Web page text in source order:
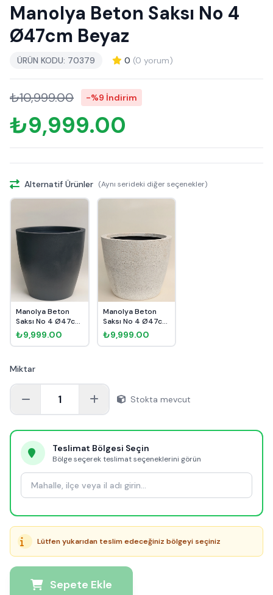
Manolya Beton Saksı No 4
Ø47cm Beyaz
ÜRÜN KODU: 70379 0 (0 yorum)
₺10,999.00 -%9 İndirim
₺9,999.00
Alternatif Ürünler (Aynı serideki diğer seçenekler)
Manolya Beton
Saksı No 4 Ø47cm
Antrasit
₺9,999.00
Manolya Beton
Saksı No 4 Ø47cm
Kırçıllı
₺9,999.00
Miktar
1 Stokta mevcut
Teslimat Bölgesi Seçin
Bölge seçerek teslimat seçeneklerini görün
Lütfen yukarıdan teslim edeceğiniz bölgeyi seçiniz
Sepete Ekle